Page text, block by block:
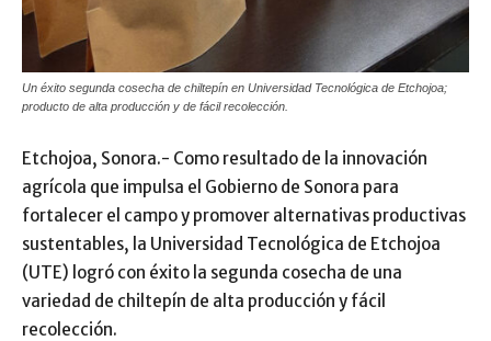
Un éxito segunda cosecha de chiltepín en Universidad Tecnológica de Etchojoa;
producto de alta producción y de fácil recolección.
Etchojoa, Sonora.- Como resultado de la innovación
agrícola que impulsa el Gobierno de Sonora para
fortalecer el campo y promover alternativas productivas
sustentables, la Universidad Tecnológica de Etchojoa
(UTE) logró con éxito la segunda cosecha de una
variedad de chiltepín de alta producción y fácil
recolección.